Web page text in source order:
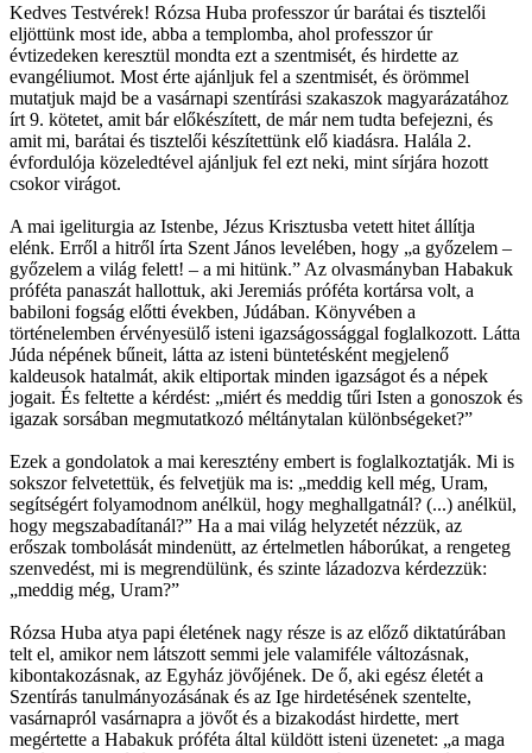
Kedves Testvérek! Rózsa Huba professzor úr barátai és tisztelői
eljöttünk most ide, abba a templomba, ahol professzor úr
évtizedeken keresztül mondta ezt a szentmisét, és hirdette az
evangéliumot. Most érte ajánljuk fel a szentmisét, és örömmel
mutatjuk majd be a vasárnapi szentírási szakaszok magyarázatához
írt 9. kötetet, amit bár előkészített, de már nem tudta befejezni, és
amit mi, barátai és tisztelői készítettünk elő kiadásra. Halála 2.
évfordulója közeledtével ajánljuk fel ezt neki, mint sírjára hozott
csokor virágot.
A mai igeliturgia az Istenbe, Jézus Krisztusba vetett hitet állítja
elénk. Erről a hitről írta Szent János levelében, hogy „a győzelem –
győzelem a világ felett! – a mi hitünk.” Az olvasmányban Habakuk
próféta panaszát hallottuk, aki Jeremiás próféta kortársa volt, a
babiloni fogság előtti években, Júdában. Könyvében a
történelemben érvényesülő isteni igazságossággal foglalkozott. Látta
Júda népének bűneit, látta az isteni büntetésként megjelenő
kaldeusok hatalmát, akik eltiportak minden igazságot és a népek
jogait. És feltette a kérdést: „miért és meddig tűri Isten a gonoszok és
igazak sorsában megmutatkozó méltánytalan különbségeket?”
Ezek a gondolatok a mai keresztény embert is foglalkoztatják. Mi is
sokszor felvetettük, és felvetjük ma is: „meddig kell még, Uram,
segítségért folyamodnom anélkül, hogy meghallgatnál? (...) anélkül,
hogy megszabadítanál?” Ha a mai világ helyzetét nézzük, az
erőszak tombolását mindenütt, az értelmetlen háborúkat, a rengeteg
szenvedést, mi is megrendülünk, és szinte lázadozva kérdezzük:
„meddig még, Uram?”
Rózsa Huba atya papi életének nagy része is az előző diktatúrában
telt el, amikor nem látszott semmi jele valamiféle változásnak,
kibontakozásnak, az Egyház jövőjének. De ő, aki egész életét a
Szentírás tanulmányozásának és az Ige hirdetésének szentelte,
vasárnapról vasárnapra a jövőt és a bizakodást hirdette, mert
megértette a Habakuk próféta által küldött isteni üzenetet: „a maga